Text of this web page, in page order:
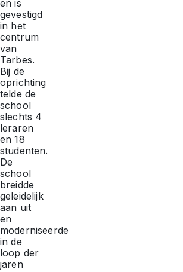
en is
gevestigd
in het
centrum
van
Tarbes.
Bij de
oprichting
telde de
school
slechts 4
leraren
en 18
studenten.
De
school
breidde
geleidelijk
aan uit
en
moderniseerde
in de
loop der
jaren